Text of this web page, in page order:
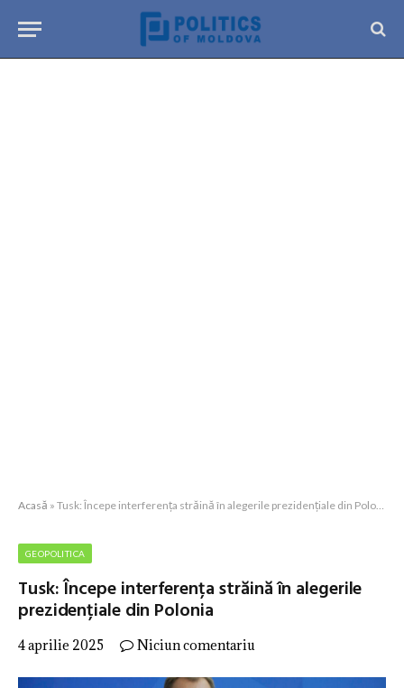
Acasă » Tusk: Începe interferența străină în alegerile prezidențiale din Polonia
GEOPOLITICA
Tusk: Începe interferența străină în alegerile
prezidențiale din Polonia
4 aprilie 2025 Niciun comentariu